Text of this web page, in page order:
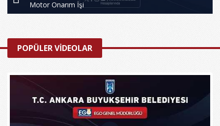
Motor Onarım İşi
POPÜLER VİDEOLAR